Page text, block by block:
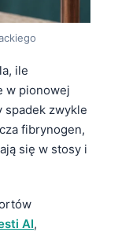
ile
w pionowej
spadek zwykle
fibrynogen,
się w stosy i
AI,